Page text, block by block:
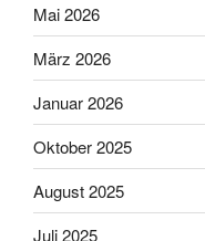
Mai 2026
März 2026
Januar 2026
Oktober 2025
August 2025
Juli 2025